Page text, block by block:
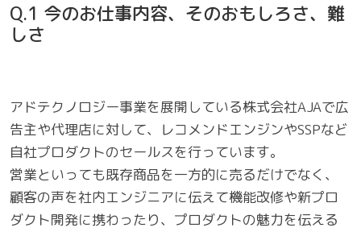
Q.1 今のお仕事内容、そのおもしろさ、難
しさ
アドテクノロジー事業を展開している株式会社AJAで広
告主や代理店に対して、レコメンドエンジンやSSPなど
自社プロダクトのセールスを行っています。
営業といっても既存商品を一方的に売るだけでなく、
顧客の声を社内エンジニアに伝えて機能改修や新プロ
ダクト開発に携わったり、プロダクトの魅力を伝える